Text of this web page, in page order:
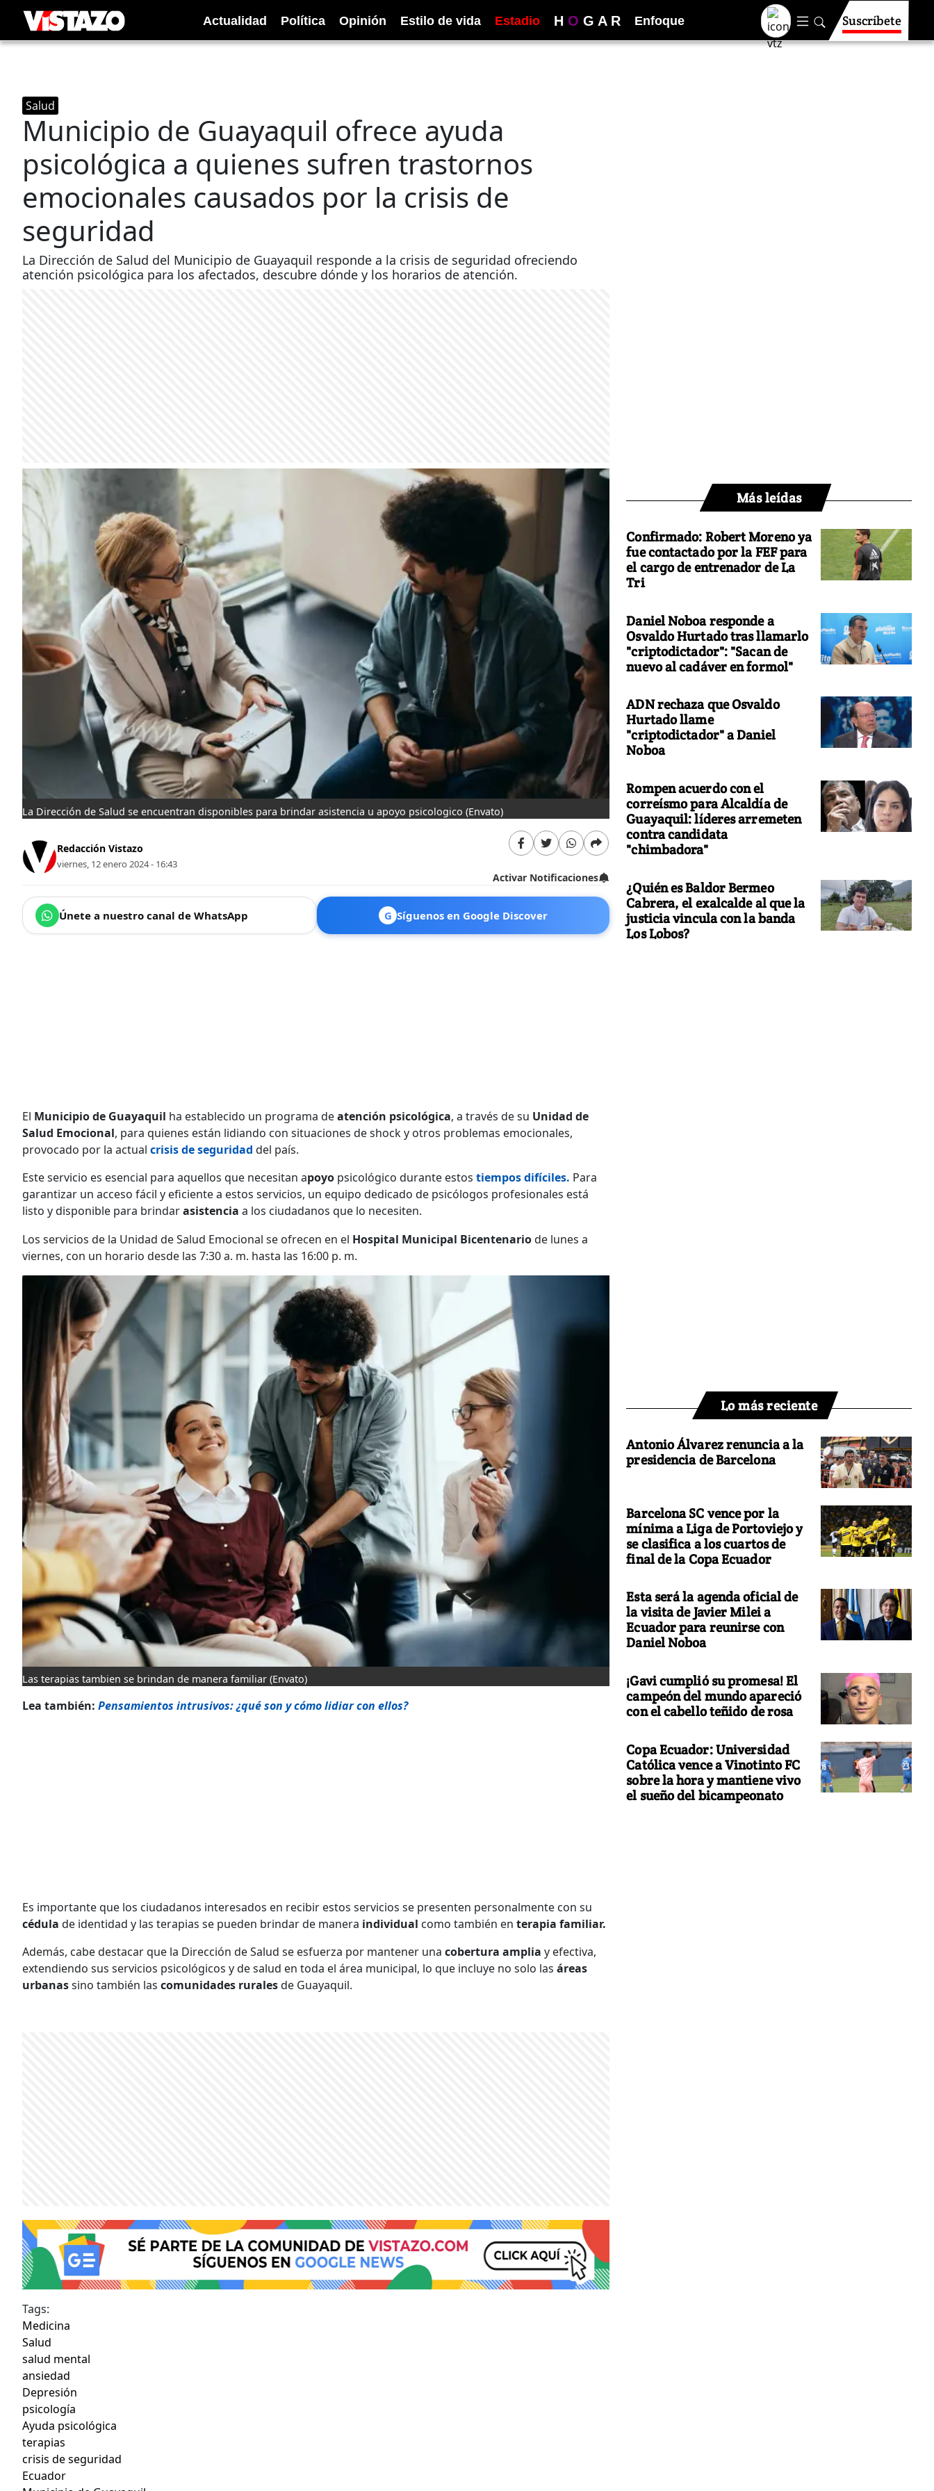
Actualidad Política Opinión Estilo de vida Estadio H O G A R Enfoque Suscríbete
Salud
Municipio de Guayaquil ofrece ayuda
psicológica a quienes sufren trastornos
emocionales causados por la crisis de
seguridad
La Dirección de Salud del Municipio de Guayaquil responde a la crisis de seguridad ofreciendo
atención psicológica para los afectados, descubre dónde y los horarios de atención.
La Dirección de Salud se encuentran disponibles para brindar asistencia u apoyo psicologico (Envato)
Redacción Vistazo
viernes, 12 enero 2024 - 16:43
Activar Notificaciones
Únete a nuestro canal de WhatsApp G Síguenos en Google Discover
El Municipio de Guayaquil ha establecido un programa deatención psicológica, a través de su Unidad de
Salud Emocional, para quienes están lidiando con situaciones de shock y otros problemas emocionales,
provocado por la actual crisis de seguridad del país.
Este servicio es esencial para aquellos que necesitan apoyo psicológico durante estos tiempos difíciles. Para
garantizar un acceso fácil y eficiente a estos servicios, un equipo dedicado de psicólogos profesionales está
listo y disponible para brindarasistencia a los ciudadanos que lo necesiten.
Los servicios de la Unidad de Salud Emocional se ofrecen en el Hospital Municipal Bicentenariode lunes a
viernes, con un horario desde las 7:30 a. m. hasta las 16:00 p. m.
Las terapias tambien se brindan de manera familiar (Envato)
Lea también: Pensamientos intrusivos: ¿qué son y cómo lidiar con ellos?
Es importante que los ciudadanos interesados en recibir estos servicios se presenten personalmente con su
cédula de identidad y las terapias se pueden brindar de manera individual como también en terapia familiar.
Además, cabe destacar que la Dirección de Salud se esfuerza por mantener una cobertura amplia y efectiva,
extendiendo sus servicios psicológicos y de salud en toda el área municipal, lo que incluye no solo las áreas
urbanassino también las comunidades ruralesde Guayaquil.
Tags:
Medicina
Salud
salud mental
ansiedad
Depresión
psicología
Ayuda psicológica
terapias
crisis de seguridad
Ecuador
Más leídas
Confirmado: Robert Moreno ya
fue contactado por la FEF para
el cargo de entrenador de La
Tri
Daniel Noboa responde a
Osvaldo Hurtado tras llamarlo
"criptodictador": "Sacan de
nuevo al cadáver en formol"
ADN rechaza que Osvaldo
Hurtado llame
"criptodictador" a Daniel
Noboa
Rompen acuerdo con el
correísmo para Alcaldía de
Guayaquil: líderes arremeten
contra candidata
"chimbadora"
¿Quién es Baldor Bermeo
Cabrera, el exalcalde al que la
justicia vincula con la banda
Los Lobos?
Lo más reciente
Antonio Álvarez renuncia a la
presidencia de Barcelona
Barcelona SC vence por la
mínima a Liga de Portoviejo y
se clasifica a los cuartos de
final de la Copa Ecuador
Esta será la agenda oficial de
la visita de Javier Milei a
Ecuador para reunirse con
Daniel Noboa
¡Gavi cumplió su promesa! El
campeón del mundo apareció
con el cabello teñido de rosa
Copa Ecuador: Universidad
Católica vence a Vinotinto FC
sobre la hora y mantiene vivo
el sueño del bicampeonato